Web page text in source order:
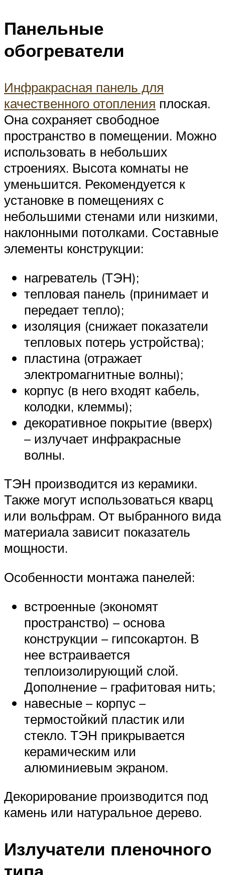
Панельные
обогреватели
Инфракрасная панель для
качественного отопления плоская.
Она сохраняет свободное
пространство в помещении. Можно
использовать в небольших
строениях. Высота комнаты не
уменьшится. Рекомендуется к
установке в помещениях с
небольшими стенами или низкими,
наклонными потолками. Составные
элементы конструкции:
нагреватель (ТЭН);
тепловая панель (принимает и
передает тепло);
изоляция (снижает показатели
тепловых потерь устройства);
пластина (отражает
электромагнитные волны);
корпус (в него входят кабель,
колодки, клеммы);
декоративное покрытие (вверх)
– излучает инфракрасные
волны.
ТЭН производится из керамики.
Также могут использоваться кварц
или вольфрам. От выбранного вида
материала зависит показатель
мощности.
Особенности монтажа панелей:
встроенные (экономят
пространство) – основа
конструкции – гипсокартон. В
нее встраивается
теплоизолирующий слой.
Дополнение – графитовая нить;
навесные – корпус –
термостойкий пластик или
стекло. ТЭН прикрывается
керамическим или
алюминиевым экраном.
Декорирование производится под
камень или натуральное дерево.
Излучатели пленочного